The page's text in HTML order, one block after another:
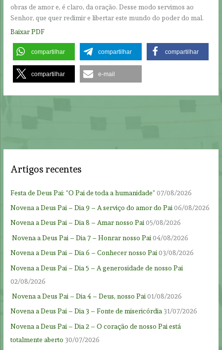
obras de amor e, é claro, da oração. Desse modo servimos ao
Senhor, que quer redimir e libertar este mundo do poder do mal.
Baixar PDF
compartilhar compartilhar compartilhar
compartilhar e-mail
Artigos recentes
Festa de Deus Pai: “O Pai de toda a humanidade” 07/08/2026
Novena a Deus Pai – Dia 9 – A serviço do amor do Pai 06/08/2026
Novena a Deus Pai – Dia 8 – Amar nosso Pai05/08/2026
Novena a Deus Pai – Dia 7 – Honrar nosso Pai 04/08/2026
Novena a Deus Pai – Dia 6 – Conhecer nosso Pai03/08/2026
Novena a Deus Pai – Dia 5 – A generosidade de nosso Pai
02/08/2026
Novena a Deus Pai – Dia 4 – Deus, nosso Pai 01/08/2026
Novena a Deus Pai – Dia 3 – Fonte de misericórdia 31/07/2026
Novena a Deus Pai – Dia 2 – O coração de nosso Pai está
totalmente aberto 30/07/2026